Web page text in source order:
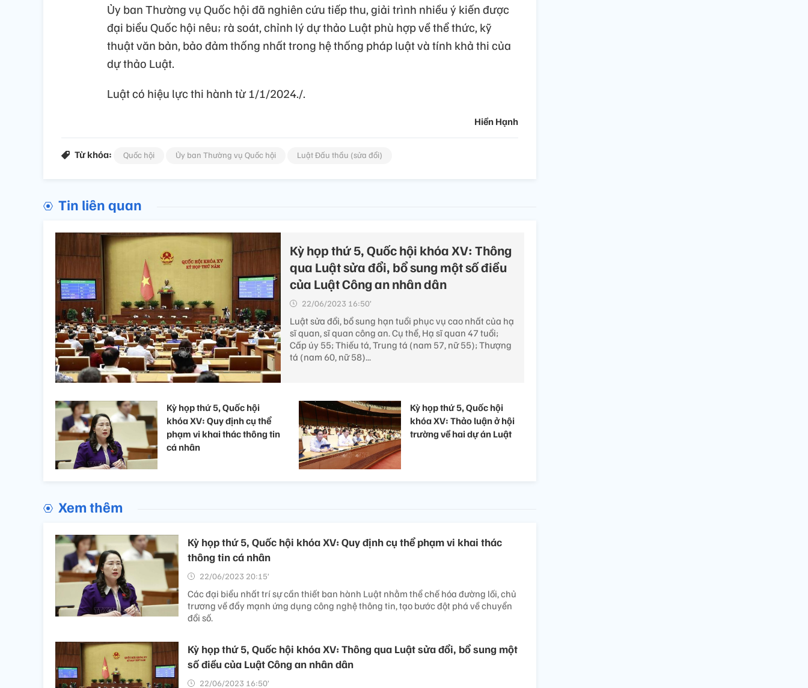
Ủy ban Thường vụ Quốc hội đã nghiên cứu tiếp thu, giải trình nhiều ý kiến được
đại biểu Quốc hội nêu; rà soát, chỉnh lý dự thảo Luật phù hợp về thể thức, kỹ
thuật văn bản, bảo đảm thống nhất trong hệ thống pháp luật và tính khả thi của
dự thảo Luật.
Luật có hiệu lực thi hành từ 1/1/2024./.
Hiền Hạnh
Từ khóa: Quốc hội Ủy ban Thường vụ Quốc hội Luật Đấu thầu (sửa đổi)
Tin liên quan
Kỳ họp thứ 5, Quốc hội khóa XV: Thông
qua Luật sửa đổi, bổ sung một số điều
của Luật Công an nhân dân
22/06/2023 16:50’
Luật sửa đổi, bổ sung hạn tuổi phục vụ cao nhất của hạ
sĩ quan, sĩ quan công an. Cụ thể, Hạ sĩ quan 47 tuổi;
Cấp úy 55; Thiếu tá, Trung tá (nam 57, nữ 55); Thượng
tá (nam 60, nữ 58)...
Kỳ họp thứ 5, Quốc hội
khóa XV: Quy định cụ thể
phạm vi khai thác thông tin
cá nhân
Kỳ họp thứ 5, Quốc hội
khóa XV: Thảo luận ở hội
trường về hai dự án Luật
Xem thêm
Kỳ họp thứ 5, Quốc hội khóa XV: Quy định cụ thể phạm vi khai thác
thông tin cá nhân
22/06/2023 20:15’
Các đại biểu nhất trí sự cần thiết ban hành Luật nhằm thể chế hóa đường lối, chủ
trương về đẩy mạnh ứng dụng công nghệ thông tin, tạo bước đột phá về chuyển
đổi số.
Kỳ họp thứ 5, Quốc hội khóa XV: Thông qua Luật sửa đổi, bổ sung một
số điều của Luật Công an nhân dân
22/06/2023 16:50’